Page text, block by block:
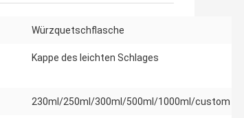
Würzquetschflasche
Kappe des leichten Schlages
230ml/250ml/300ml/500ml/1000ml/custom